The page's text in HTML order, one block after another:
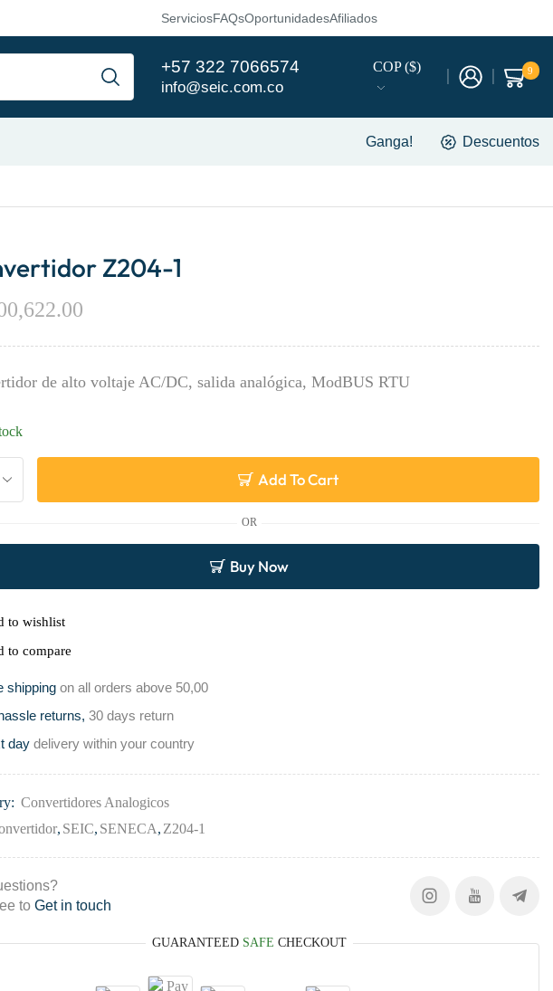
ServiciosFAQsOportunidadesAfiliados
+57 322 7066574
info@seic.com.co
COP ($) 9
Ganga! Descuentos
Z204-1
de alto voltaje AC/DC, salida analógica, ModBUS RTU
Add To Cart
OR
Buy Now
to wishlist
to compare
shipping on all orders above 50,00
returns, 30 days return
day delivery within your country
Convertidores Analogicos
, SEIC, SENECA, Z204-1
to Get in touch
GUARANTEED SAFE CHECKOUT